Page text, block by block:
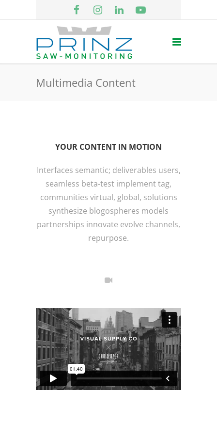
Multimedia Content
YOUR CONTENT IN MOTION
Interfaces semantic; deliverables users,
seamless beta-test implement tag,
communities virtual, global, solutions
synthesize blogospheres models
partnerships innovate evolve channels,
repurpose.